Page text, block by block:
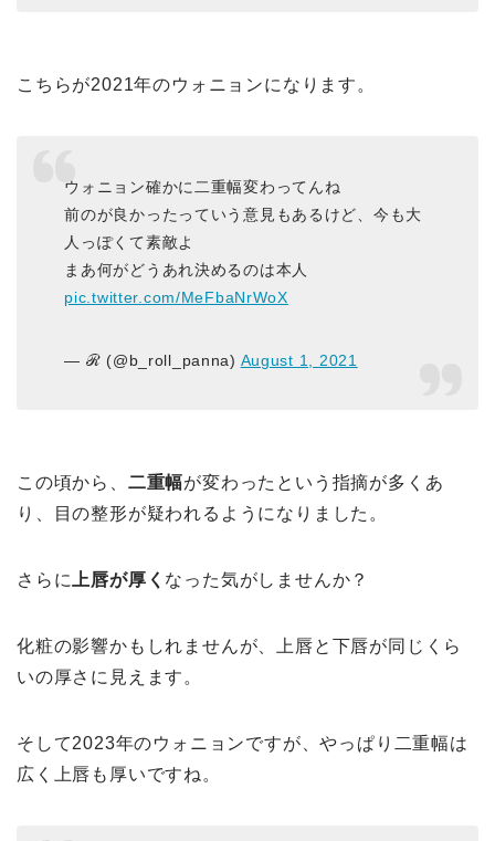
こちらが2021年のウォニョンになります。
ウォニョン確かに二重幅変わってんね
前のが良かったっていう意見もあるけど、今も大
人っぽくて素敵よ
まあ何がどうあれ決めるのは本人
pic.twitter.com/MeFbaNrWoX
— ℛ (@b_roll_panna) August 1, 2021
この頃から、 二重幅が変わったという指摘が多くあ
り、目の整形が疑われるようになりました。
さらに上唇が厚く なった気がしませんか？
化粧の影響かもしれませんが、上唇と下唇が同じくら
いの厚さに見えます。
そして2023年のウォニョンですが、やっぱり二重幅は
広く上唇も厚いですね。